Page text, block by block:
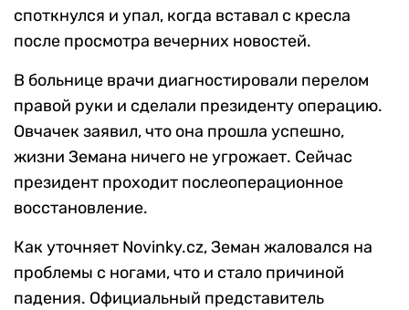
споткнулся и упал, когда вставал с кресла
после просмотра вечерних новостей.
В больнице врачи диагностировали перелом
правой руки и сделали президенту операцию.
Овчачек заявил, что она прошла успешно,
жизни Земана ничего не угрожает. Сейчас
президент проходит послеоперационное
восстановление.
Как уточняет Novinky.cz, Земан жаловался на
проблемы с ногами, что и стало причиной
падения. Официальный представитель